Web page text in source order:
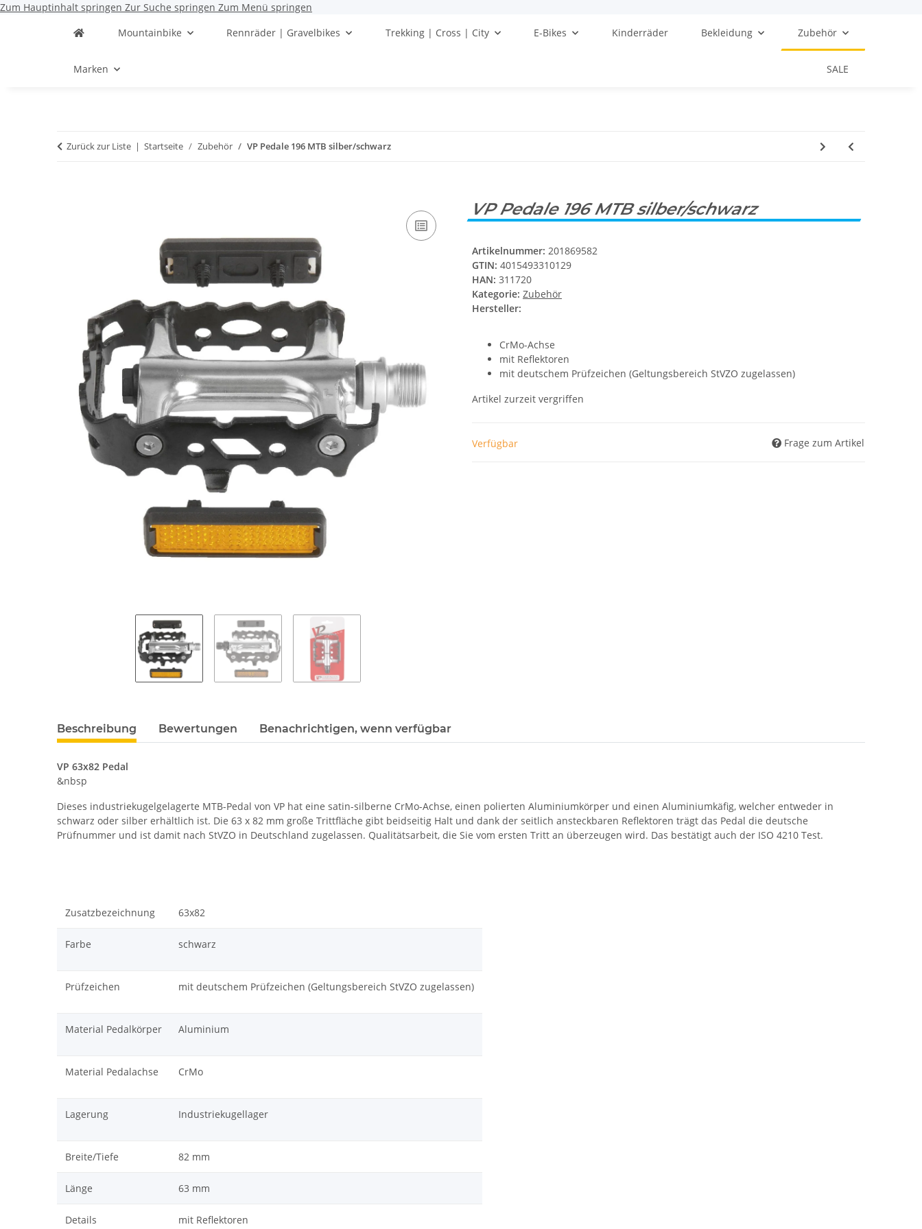
Zum Hauptinhalt springen Zur Suche springen Zum Menü springen
Mountainbike
Rennräder | Gravelbikes Trekking | Cross | City E-Bikes Kinderräder Bekleidung Zubehör
Marken SALE
Zurück zur Liste Startseite Zubehör VP Pedale 196 MTB silber/schwarz
VP Pedale 196 MTB silber/schwarz
Artikelnummer: 201869582
GTIN: 4015493310129
HAN: 311720
Kategorie: Zubehör
Hersteller:
CrMo-Achse
mit Reflektoren
mit deutschem Prüfzeichen (Geltungsbereich StVZO zugelassen)
Artikel zurzeit vergriffen
Verfügbar Frage zum Artikel
Beschreibung Bewertungen Benachrichtigen, wenn verfügbar
VP 63x82 Pedal
&nbsp
Dieses industriekugelgelagerte MTB-Pedal von VP hat eine satin-silberne CrMo-Achse, einen polierten Aluminiumkörper und einen Aluminiumkäfig, welcher entweder in
schwarz oder silber erhältlich ist. Die 63 x 82 mm große Trittfläche gibt beidseitig Halt und dank der seitlich ansteckbaren Reflektoren trägt das Pedal die deutsche
Prüfnummer und ist damit nach StVZO in Deutschland zugelassen. Qualitätsarbeit, die Sie vom ersten Tritt an überzeugen wird. Das bestätigt auch der ISO 4210 Test.
Zusatzbezeichnung 63x82
Farbe schwarz
Prüfzeichen mit deutschem Prüfzeichen (Geltungsbereich StVZO zugelassen)
Material Pedalkörper Aluminium
Material Pedalachse CrMo
Lagerung Industriekugellager
Breite/Tiefe 82 mm
Länge 63 mm
Details mit Reflektoren